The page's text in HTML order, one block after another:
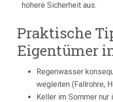
höhere Sicherheit aus.
Praktische
Eigentümer
Regenwasser
wegleiten (Fallrohre,
Keller im Sommer nur